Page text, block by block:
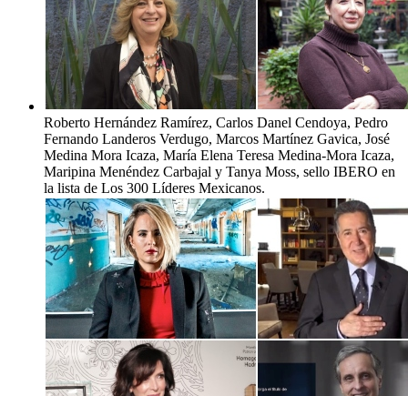
Roberto Hernández Ramírez, Carlos Danel Cendoya, Pedro
Fernando Landeros Verdugo, Marcos Martínez Gavica, José
Medina Mora Icaza, María Elena Teresa Medina-Mora Icaza,
Maripina Menéndez Carbajal y Tanya Moss, sello IBERO en
la lista de Los 300 Líderes Mexicanos.